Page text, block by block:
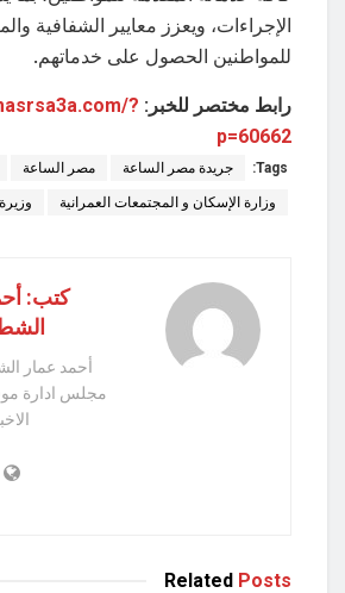
الإجراءات، ويعزز معايير الشفافية
للمواطنين الحصول على خدماتهم.
رابط مختصر للخبر: ?
p=60662
Tags: جريدة مصر الساعة مصر الساعة
وزارة الإسكان و المجتمعات العمرانية
كتب:
أحمد عمار
مجلس ادارة
Related Posts